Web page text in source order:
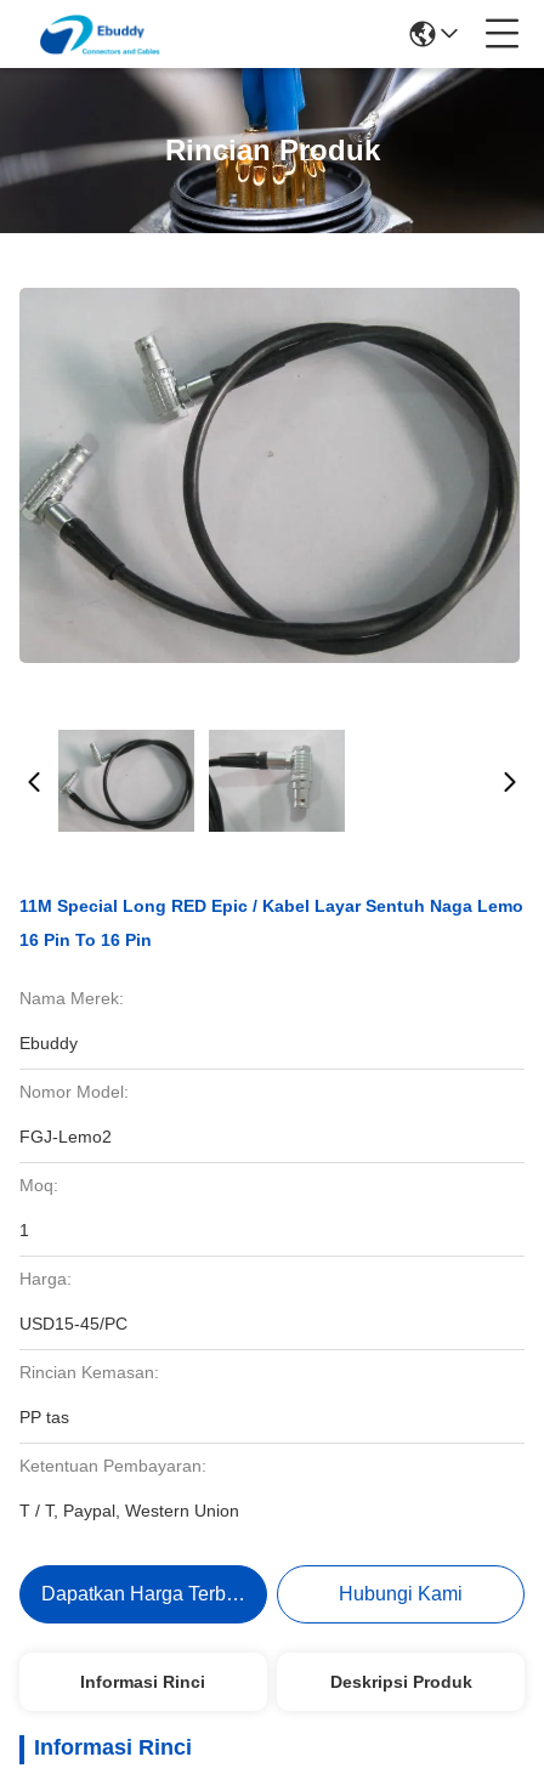
Rincian Produk
11M Special Long RED Epic / Kabel Layar Sentuh Naga Lemo
16 Pin To 16 Pin
Nama Merek:
Ebuddy
Nomor Model:
FGJ-Lemo2
Moq:
1
Harga:
USD15-45/PC
Rincian Kemasan:
PP tas
Ketentuan Pembayaran:
T / T, Paypal, Western Union
Dapatkan Harga Terbaik Hubungi Kami
Informasi Rinci Deskripsi Produk
Informasi Rinci